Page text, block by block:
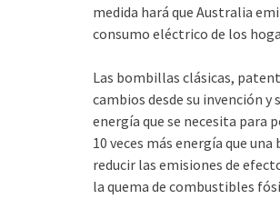
medida hará que Australia
consumo eléctrico de los
Las bombillas clásicas,
cambios desde su invención
energía que se necesita para
10 veces más energía que
reducir las emisiones de
la quema de combustibles